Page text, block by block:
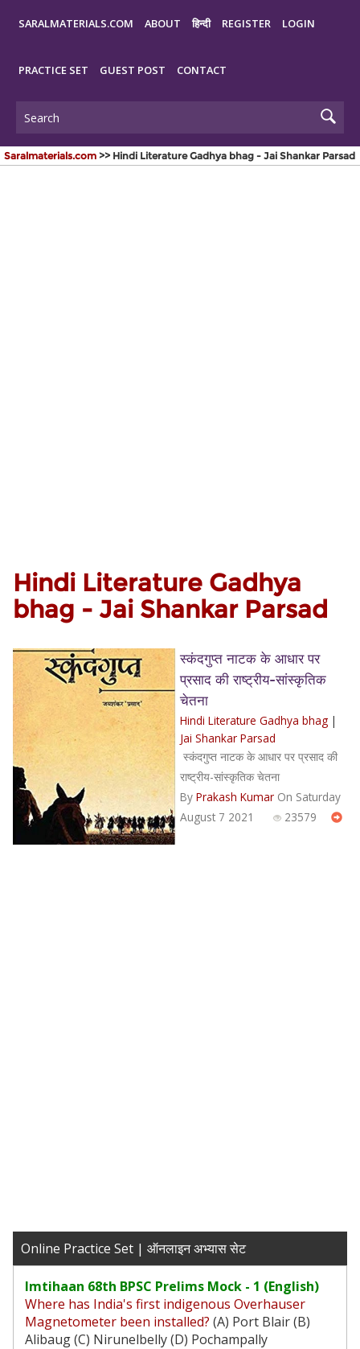
SARALMATERIALS.COM ABOUT हिन्दी REGISTER LOGIN
PRACTICE SET GUEST POST CONTACT
Saralmaterials.com >> Hindi Literature Gadhya bhag - Jai Shankar Parsad
Hindi Literature Gadhya
bhag - Jai Shankar Parsad
स्कंदगुप्त नाटक के आधार पर
प्रसाद की राष्ट्रीय-सांस्कृतिक
चेतना
Hindi Literature Gadhya bhag|
Jai Shankar Parsad
स्कंदगुप्त नाटक के आधार पर प्रसाद की
राष्ट्रीय-सांस्कृतिक चेतना
By Prakash KumarOn Saturday
August 7 2021
23579
Online Practice Set | ऑनलाइन अभ्यास सेट
Imtihaan 68th BPSC Prelims Mock - 1 (English)
Where has India's first indigenous Overhauser
Magnetometer been installed? (A) Port Blair (B)
Alibaug (C) Nirunelbelly (D) Pochampally